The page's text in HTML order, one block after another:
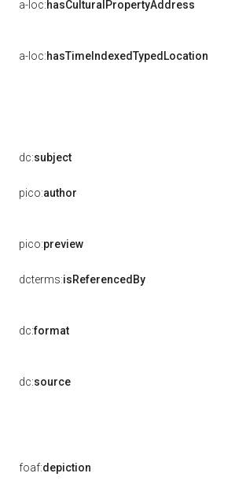
a-loc:hasCulturalPropertyAddress
a-loc:hasTimeIndexedTypedLocation
dc:subject
pico:author
pico:preview
dcterms:isReferencedBy
dc:format
dc:source
foaf:depiction